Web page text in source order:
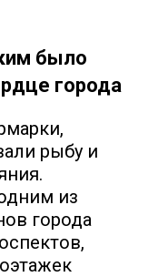
было
города
рыбу и
из
города